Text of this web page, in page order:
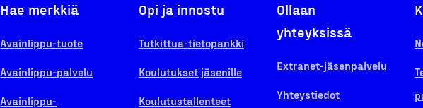
Hae merkkiä
Avainlippu-tuote
Avainlippu-palvelu
Avainlippu-
Opi ja innostu
Tutkittua-tietopankki
Koulutukset jäsenille
Koulutustallenteet
Ollaan
yhteyksissä
Extranet-jäsenpalvelu
Yhteystiedot